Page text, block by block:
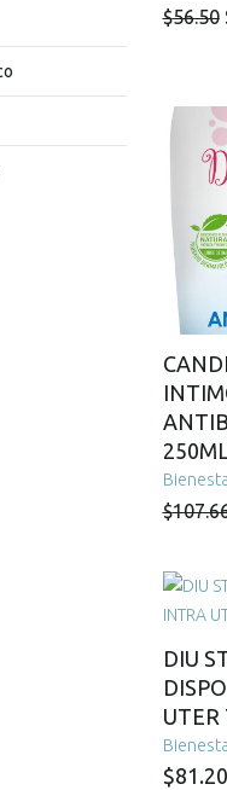
$56.50
$
DIU
UTER
$81.20